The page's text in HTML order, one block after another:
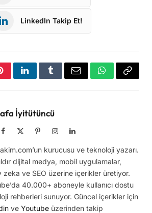
LinkedIn Takip Et!
LinkedInTumblrEmail WhatsApp
Copy
İyitütüncü
Facebook PinterestInstagramLinkedIn
kurucusu ve teknoloji yazarı.
dijital medya, mobil uygulamalar,
zeka ve SEO üzerine içerikler üretiyor.
40.000+ aboneyle kullanıcı dostu
rehberleri sunuyor. Güncel içerikler için
ve Youtube üzerinden takip